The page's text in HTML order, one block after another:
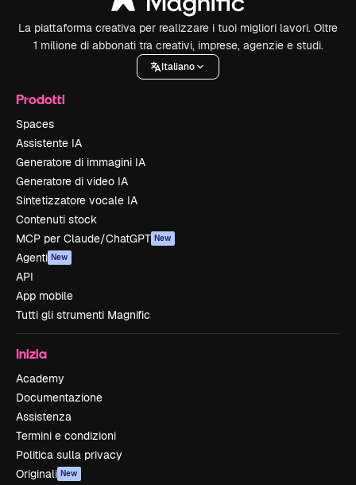
La piattaforma creativa per realizzare i tuoi migliori lavori. Oltre
1 milione di abbonati tra creativi, imprese, agenzie e studi.
Italiano
Prodotti
Spaces
Assistente IA
Generatore di immagini IA
Generatore di video IA
Sintetizzatore vocale IA
Contenuti stock
MCP per Claude/ChatGPT New
Agenti New
API
App mobile
Tutti gli strumenti Magnific
Inizia
Academy
Documentazione
Assistenza
Termini e condizioni
Politica sulla privacy
Originali New